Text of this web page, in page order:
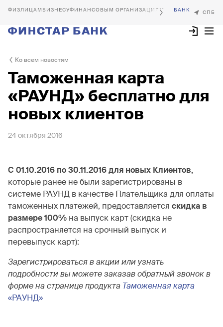
БИЗНЕСУФИНАНСОВЫМ ОРГАНИЗАЦИЯМ
Ко всем новостям
Таможенная карта
«РАУНД» бесплатно для
новых клиентов
24 октября 2016
С 01.10.2016 по 30.11.2016 для новых Клиентов,
которые ранее не были зарегистрированы в
системе РАУНД в качестве Плательщика для оплаты
таможенных платежей, предоставляется скидка в
размере 100% на выпуск карт (скидка не
распространяется на срочный выпуск и
перевыпуск карт):
Зарегистрироваться в акции или узнать
подробности вы можете заказав обратный звонок в
форме на странице продукта Таможенная карта
«РАУНД»